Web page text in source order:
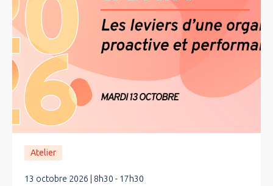
Atelier
13 octobre 2026 | 8h30 - 17h30